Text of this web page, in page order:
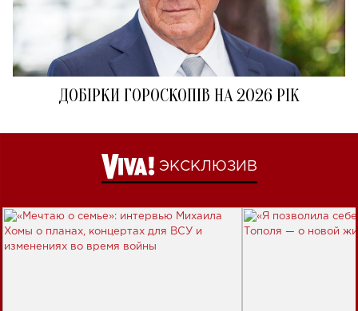
ДОБІРКИ ГОРОСКОПІВ НА 2026 РІК
ЭКСКЛЮЗИВ